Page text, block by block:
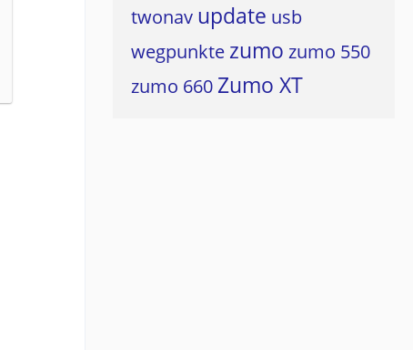
twonav update usb
wegpunkte zumo zumo 550
zumo 660 Zumo XT